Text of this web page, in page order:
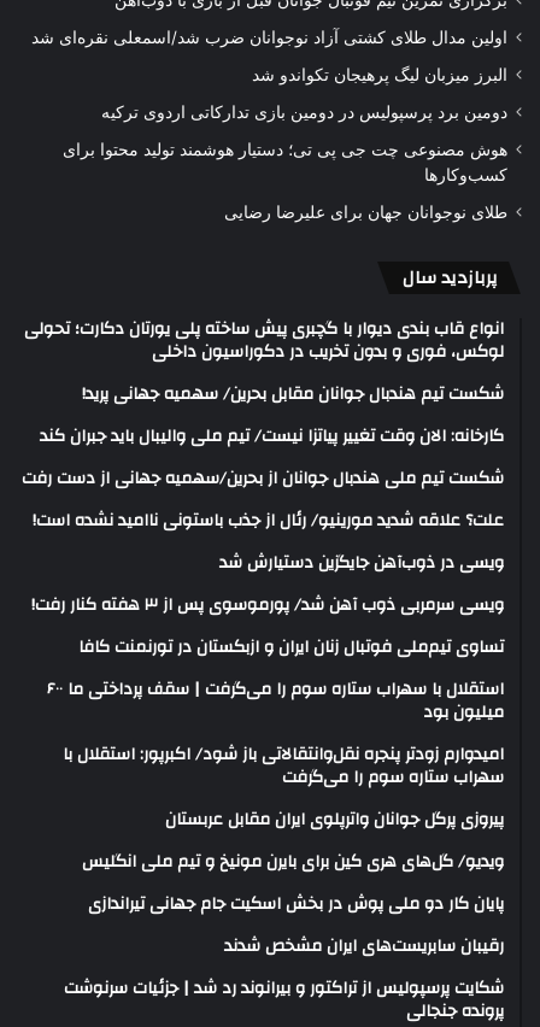
اولین مدال طلای کشتی آزاد نوجوانان ضرب شد/اسمعلی نقره‌ای شد
البرز میزبان لیگ پرهیجان تکواندو شد
دومین برد پرسپولیس در دومین بازی تدارکاتی اردوی ترکیه
هوش مصنوعی چت جی پی تی؛ دستیار هوشمند تولید محتوا برای
کسب‌وکارها
طلای نوجوانان جهان برای علیرضا رضایی
پربازدید سال
انواع قاب بندی دیوار با گچبری پیش ساخته پلی یورتان دکارت؛ تحولی
لوکس، فوری و بدون تخریب در دکوراسیون داخلی
شکست تیم هندبال جوانان مقابل بحرین/ سهمیه جهانی پرید!
کارخانه: الان وقت تغییر پیاتزا نیست/ تیم ملی والیبال باید جبران کند
شکست تیم ملی هندبال جوانان از بحرین/سهمیه جهانی از دست رفت
علت؟ علاقه شدید مورینیو/ رئال از جذب باستونی ناامید نشده است!
ویسی در ذوب‌آهن جایگزین دستیارش شد
ویسی سرمربی ذوب آهن شد/ پورموسوی پس از ۳ هفته کنار رفت!
تساوی تیم‌ملی فوتبال زنان ایران و ازبکستان در تورنمنت کافا
استقلال با سهراب ستاره سوم را می‌گرفت | سقف پرداختی ما ۶۰۰
میلیون بود
امیدوارم زودتر پنجره نقل‌وانتقالاتی باز شود/ اکبرپور: استقلال با
سهراب ستاره سوم را می‌گرفت
پیروزی پرگل جوانان واترپلوی ایران مقابل عربستان
ویدیو/ گل‌های هری‌ کین برای بایرن مونیخ و تیم ملی انگلیس
پایان کار دو ملی پوش در بخش اسکیت جام جهانی تیراندازی
رقیبان سابریست‌های ایران مشخص شدند
شکایت پرسپولیس از تراکتور و بیرانوند رد شد | جزئیات سرنوشت
پرونده جنجالی